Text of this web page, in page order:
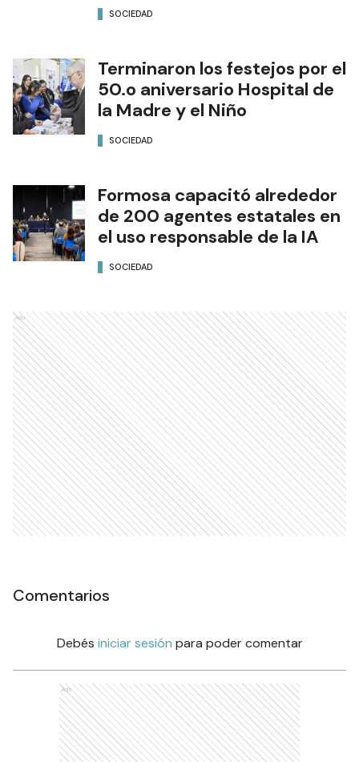
SOCIEDAD
Terminaron los festejos por el
50.o aniversario Hospital de
la Madre y el Niño
SOCIEDAD
Formosa capacitó alrededor
de 200 agentes estatales en
el uso responsable de la IA
SOCIEDAD
Ads
Comentarios
Debés iniciar sesión para poder comentar
Ads